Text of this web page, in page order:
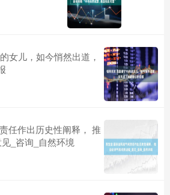
女儿，如今悄然出道，
任作出历史性阐释， 推
_咨询_自然环境